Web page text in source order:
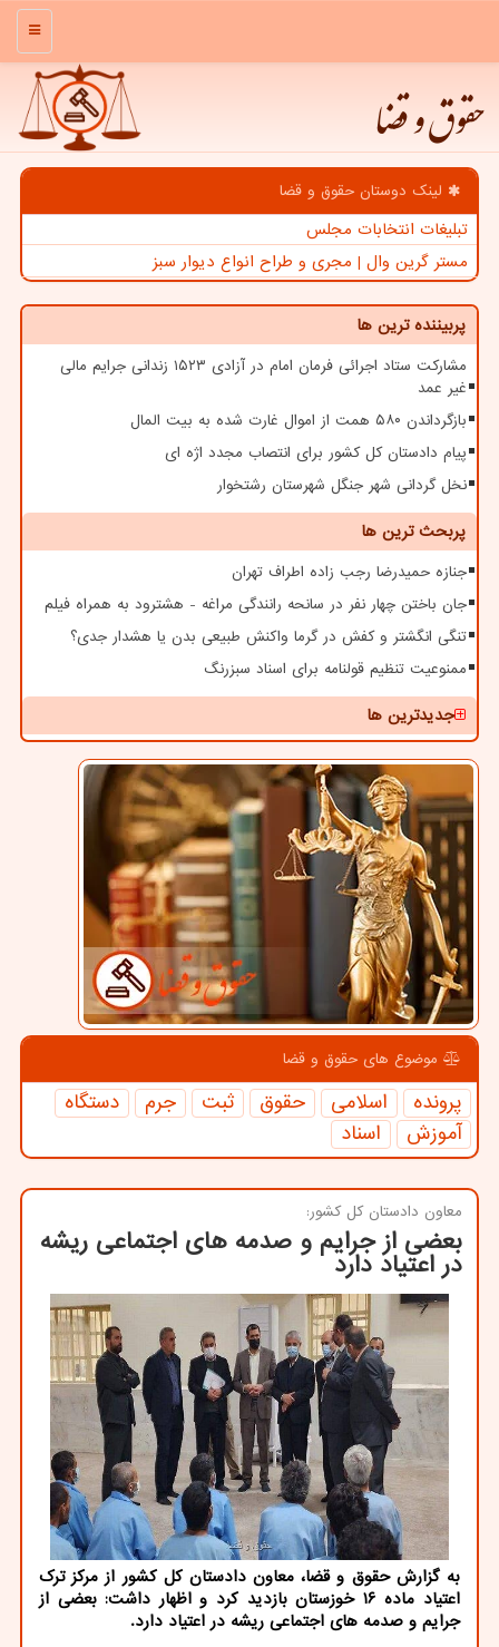
منو
حقوق و قضا
لینک دوستان حقوق و قضا
تبلیغات انتخابات مجلس
مستر گرین وال | مجری و طراح انواع دیوار سبز
پربیننده ترین ها
مشارکت ستاد اجرائی فرمان امام در آزادی ۱۵۲۳ زندانی جرایم مالی
غیر عمد
بازگرداندن ۵۸۰ همت از اموال غارت شده به بیت المال
پیام دادستان کل کشور برای انتصاب مجدد اژه ای
نخل گردانی شهر جنگل شهرستان رشتخوار
پربحث ترین ها
جنازه حمیدرضا رجب زاده اطراف تهران
جان باختن چهار نفر در سانحه رانندگی مراغه - هشترود به همراه فیلم
تنگی انگشتر و کفش در گرما واکنش طبیعی بدن یا هشدار جدی؟
ممنوعیت تنظیم قولنامه برای اسناد سبزرنگ
جدیدترین ها
موضوع های حقوق و قضا
پرونده اسلامی حقوق ثبت جرم
دستگاه
آموزش
اسناد
معاون دادستان كل كشور:
بعضی از جرایم و صدمه های اجتماعی ریشه
در اعتیاد دارد
به گزارش حقوق و قضا، معاون دادستان کل کشور از مرکز ترک
اعتیاد ماده ۱۶ خوزستان بازدید کرد و اظهار داشت: بعضی از
جرایم و صدمه های اجتماعی ریشه در اعتیاد دارد.